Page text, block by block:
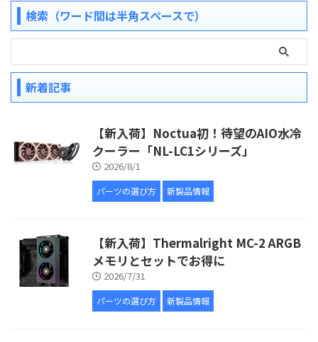
検索（ワード間は半角スペースで）
新着記事
【新入荷】Noctua初！待望のAIO水冷
クーラー「NL-LC1シリーズ」
2026/8/1
パーツの選び方 新製品情報
【新入荷】Thermalright MC-2 ARGB
メモリとセットでお得に
2026/7/31
パーツの選び方 新製品情報